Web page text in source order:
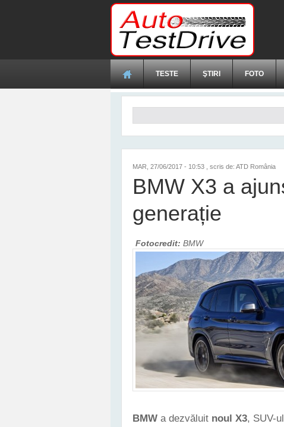
TESTE ŞTIRI FOTO
MAR, 27/06/2017 - 10:53 , scris de: ATD România
BMW X3 a
generație
Fotocredit: BMW
BMW a dezvăluit noul X3, SUV-